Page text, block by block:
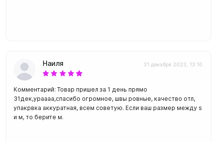
Наиля 31 декабря 2023, 13:10
Комментарий: Товар пришел за 1 день прямо
31дек,ураааа,спасибо огромное, швы ровные, качество отл,
упакрвка аккуратная, всем советую. Если ваш размер между s
и м, то берите м.